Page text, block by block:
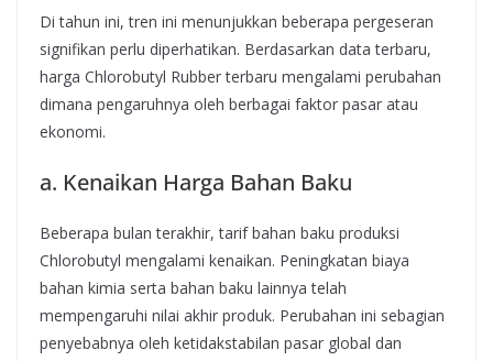
Di tahun ini, tren ini menunjukkan beberapa pergeseran
signifikan perlu diperhatikan. Berdasarkan data terbaru,
harga Chlorobutyl Rubber terbaru mengalami perubahan
dimana pengaruhnya oleh berbagai faktor pasar atau
ekonomi.
a. Kenaikan Harga Bahan Baku
Beberapa bulan terakhir, tarif bahan baku produksi
Chlorobutyl mengalami kenaikan. Peningkatan biaya
bahan kimia serta bahan baku lainnya telah
mempengaruhi nilai akhir produk. Perubahan ini sebagian
penyebabnya oleh ketidakstabilan pasar global dan